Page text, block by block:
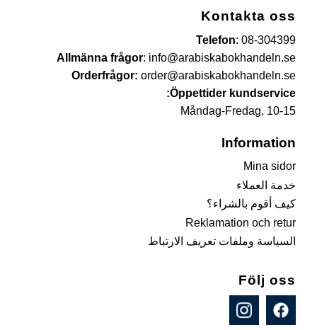
Kontakta oss
Telefon: 08-304399
Allmänna frågor: info@arabiskabokhandeln.se
Orderfrågor: order@arabiskabokhandeln.se
Öppettider kundservice:
Måndag-Fredag, 10-15
Information
Mina sidor
خدمة العملاء
كيف أقوم بالشراء؟
Reklamation och retur
السياسة وملفات تعريف الارتباط
Följ oss